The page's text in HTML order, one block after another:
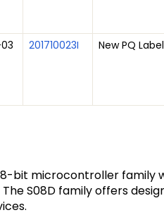
201710023I New PQ
bit microcontroller family
S08D family offers